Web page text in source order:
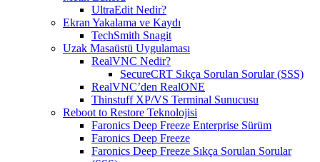
UltraEdit Nedir?
Ekran Yakalama ve Kaydı
TechSmith Snagit
Uzak Masaüstü Uygulaması
RealVNC Nedir?
SecureCRT Sıkça Sorulan Sorular (SSS)
RealVNC’den RealONE
Thinstuff XP/VS Terminal Sunucusu
Reboot to Restore Teknolojisi
Faronics Deep Freeze Enterprise Sürüm
Faronics Deep Freeze
Faronics Deep Freeze Sıkça Sorulan Sorular